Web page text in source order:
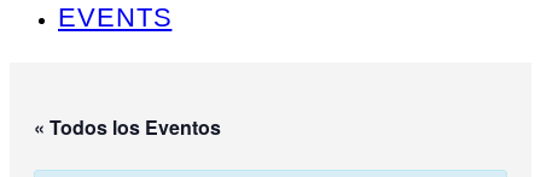
EVENTS
« Todos los Eventos